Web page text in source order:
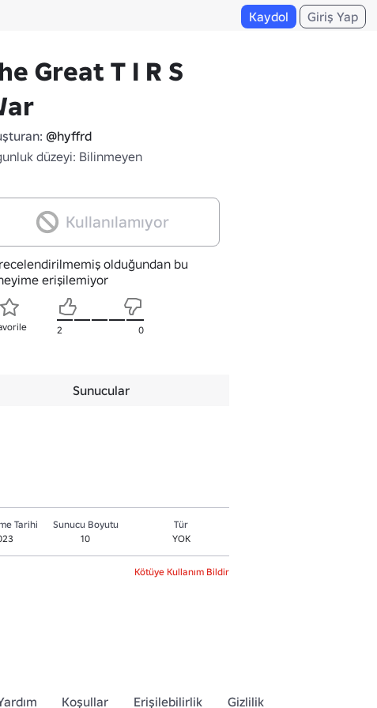
Kaydol Giriş Yap
Great T I R S
@hyffrd
düzeyi: Bilinmeyen
Kullanılamıyor
olduğundan bu
erişilemiyor
2 0
Sunucular
Tarihi
Sunucu Boyutu
10
Tür
YOK
Kötüye Kullanım Bildir
Koşullar Erişilebilirlik Gizlilik